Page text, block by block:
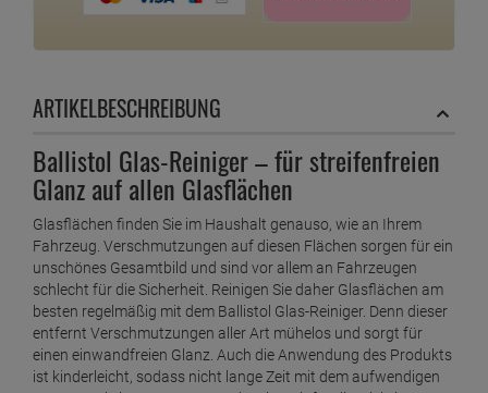
ARTIKELBESCHREIBUNG
Ballistol Glas-Reiniger – für streifenfreien
Glanz auf allen Glasflächen
Glasflächen finden Sie im Haushalt genauso, wie an Ihrem
Fahrzeug. Verschmutzungen auf diesen Flächen sorgen für ein
unschönes Gesamtbild und sind vor allem an Fahrzeugen
schlecht für die Sicherheit. Reinigen Sie daher Glasflächen am
besten regelmäßig mit dem Ballistol Glas-Reiniger. Denn dieser
entfernt Verschmutzungen aller Art mühelos und sorgt für
einen einwandfreien Glanz. Auch die Anwendung des Produkts
ist kinderleicht, sodass nicht lange Zeit mit dem aufwendigen